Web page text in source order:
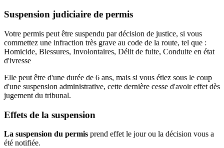
Suspension judiciaire de permis
Votre permis peut être suspendu par décision de justice, si vous
commettez une infraction très grave au code de la route, tel que :
Homicide, Blessures, Involontaires, Délit de fuite, Conduite en état
d'ivresse
Elle peut être d'une durée de 6 ans, mais si vous étiez sous le coup
d'une suspension administrative, cette dernière cesse d'avoir effet dès
jugement du tribunal.
Effets de la suspension
La suspension du permis prend effet le jour ou la décision vous a
été notifiée.